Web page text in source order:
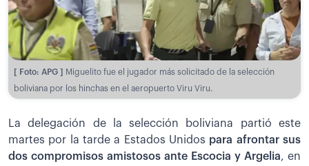
[ Foto: APG ]
Miguelito fue el jugador más solicitado de la selección
boliviana por los hinchas en el aeropuerto Viru Viru.
La delegación de la selección boliviana partió este
martes por la tarde a Estados Unidos para afrontar sus
dos compromisos amistosos ante Escocia y Argelia, en